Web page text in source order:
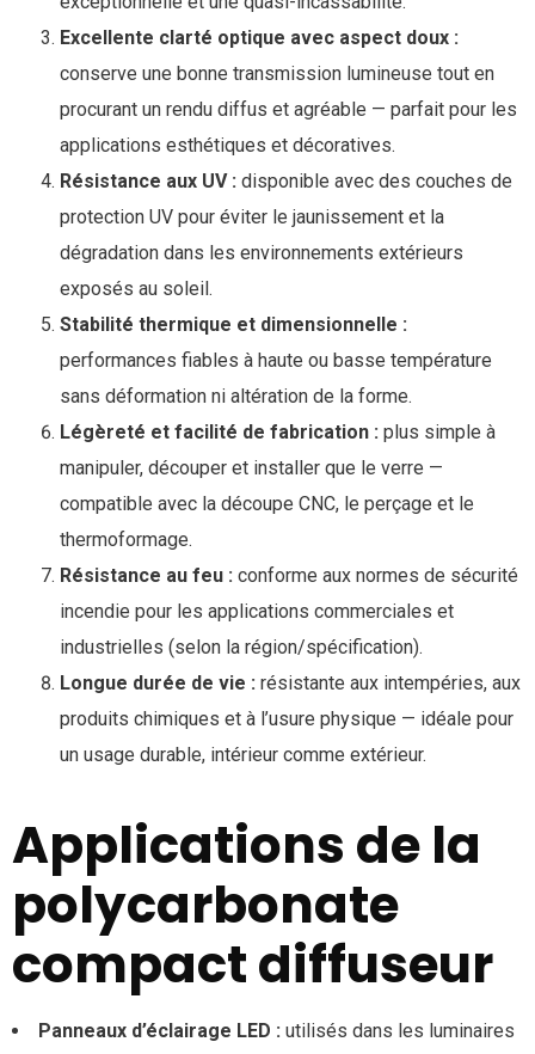
Excellente clarté optique avec aspect doux :
conserve une bonne transmission lumineuse tout en
procurant un rendu diffus et agréable — parfait pour les
applications esthétiques et décoratives.
Résistance aux UV : disponible avec des couches de
protection UV pour éviter le jaunissement et la
dégradation dans les environnements extérieurs
exposés au soleil.
Stabilité thermique et dimensionnelle :
performances fiables à haute ou basse température
sans déformation ni altération de la forme.
Légèreté et facilité de fabrication : plus simple à
manipuler, découper et installer que le verre —
compatible avec la découpe CNC, le perçage et le
thermoformage.
Résistance au feu : conforme aux normes de sécurité
incendie pour les applications commerciales et
industrielles (selon la région/spécification).
Longue durée de vie : résistante aux intempéries, aux
produits chimiques et à l’usure physique — idéale pour
un usage durable, intérieur comme extérieur.
Applications de la
polycarbonate
compact diffuseur
Panneaux d’éclairage LED : utilisés dans les luminaires